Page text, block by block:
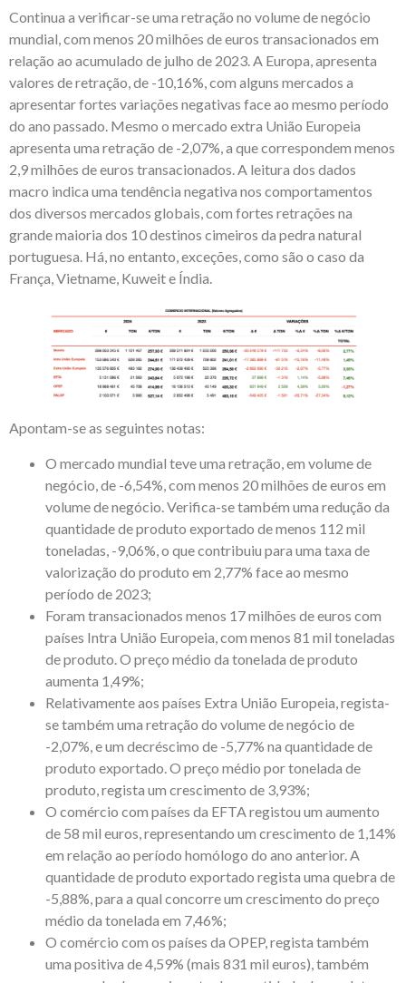
Continua a verificar-se uma retração no volume de negócio
mundial, com menos 20 milhões de euros transacionados em
relação ao acumulado de julho de 2023. A Europa, apresenta
valores de retração, de -10,16%, com alguns mercados a
apresentar fortes variações negativas face ao mesmo período
do ano passado. Mesmo o mercado extra União Europeia
apresenta uma retração de -2,07%, a que correspondem menos
2,9 milhões de euros transacionados. A leitura dos dados
macro indica uma tendência negativa nos comportamentos
dos diversos mercados globais, com fortes retrações na
grande maioria dos 10 destinos cimeiros da pedra natural
portuguesa. Há, no entanto, exceções, como são o caso da
França, Vietname, Kuweit e Índia.
Apontam-se as seguintes notas:
O mercado mundial teve uma retração, em volume de
negócio, de -6,54%, com menos 20 milhões de euros em
volume de negócio. Verifica-se também uma redução da
quantidade de produto exportado de menos 112 mil
toneladas, -9,06%, o que contribuiu para uma taxa de
valorização do produto em 2,77% face ao mesmo
período de 2023;
Foram transacionados menos 17 milhões de euros com
países Intra União Europeia, com menos 81 mil toneladas
de produto. O preço médio da tonelada de produto
aumenta 1,49%;
Relativamente aos países Extra União Europeia, regista-
se também uma retração do volume de negócio de
-2,07%, e um decréscimo de -5,77% na quantidade de
produto exportado. O preço médio por tonelada de
produto, regista um crescimento de 3,93%;
O comércio com países da EFTA registou um aumento
de 58 mil euros, representando um crescimento de 1,14%
em relação ao período homólogo do ano anterior. A
quantidade de produto exportado regista uma quebra de
-5,88%, para a qual concorre um crescimento do preço
médio da tonelada em 7,46%;
O comércio com os países da OPEP, regista também
uma positiva de 4,59% (mais 831 mil euros), também